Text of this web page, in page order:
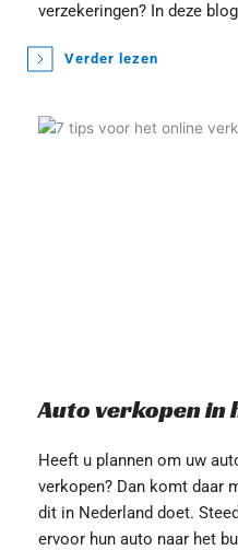
verzekeringen? In deze
Verder lezen
Auto verkopen in
Heeft u plannen om uw
verkopen? Dan komt daar
dit in Nederland doet.
ervoor hun auto naar het